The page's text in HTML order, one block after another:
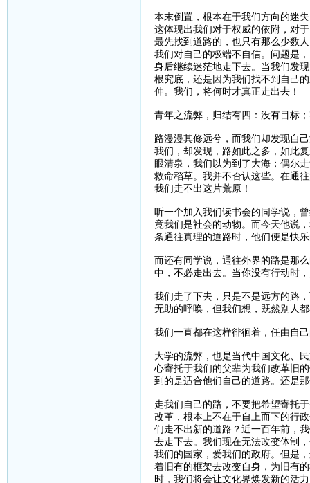
本末倒置，根本在于我们方向的迷
这体现出我们对于权威的依附，对
最先找到道路的，也只有那么少数
我们对自己的极端不自信。问题是
身后继续迷茫地走下去。当我们发
根究底，还是因为我们找不到自己
伸。我们，将何时才真正走出去！
青年之流弊，归结有四：没有目标
路漫漫其修远兮，而我们却发现自
我们，却发现，路如此之多，如此
眼清泉，我们以为到了大海；偶尔
救命稻草。我并不否认这些。在通
我们走不出这片荒原！
听一个加入我们读书会的同学说，
竟我们是社会的动物。而今天他说
条通往真理的道路时，他们便是快
而还有同学说，通往外界的路是那
中，不必走出去。当你没有行动时
我们走了下去，只是不是远方的路
无助的呼唤，但我们想，既然别人
我们一直都在这样徘徊着，任由自
大学的流弊，也是当代中国文化、
心寄托于我们的父辈为我们改革旧
到的是适合他们自己的道路。还是
走我们自己的路，不要把希望寄托
改革，根本上不在于自上而下的行
们走不出新的道路？近一百年前，
去走下去。我们现在无法改变体制
我们的国家，爱我们的政府。但是
着旧有的框架去改变自身，为旧有
时，我们将会让文化界焕发新的活